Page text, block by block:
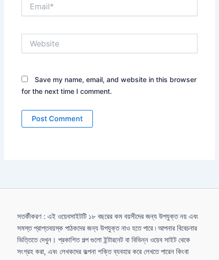
Save my name, email, and website in this browser
for the next time I comment.
সতর্কীকরণ : এই ওয়েবসাইটটি ১৮ বছরের কম বয়সীদের জন্য উপযুক্ত নয় এবং
সমস্ত প্রাপ্তবয়স্ক পাঠকদের জন্য উপযুক্ত নাও হতে পারে ৷ আপনার বিবেচনার
ভিত্তিতে দেখুন। প্রকাশিত গল্প গুলো ইন্টারনেট বা বিভিন্ন ওয়েব সাইট থেকে
সংগ্রহ করা, এবং লেখকদের কল্পনা শক্তি ব্যবহার করে লেখতে পারেন কিংবা